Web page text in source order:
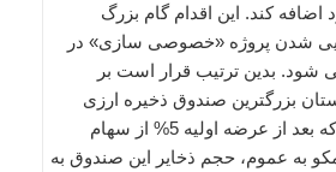
کند. این اقدام گام بزرگ
شدن پروژه «خصوصی سازی» در
بدین ترتیب قرار است بر
بزرگترین صندوق ذخیره ارزی
جهان را داشته باشد که بعد از عرضه اولیه 5% از سهام
به عموم، حجم ذخایر این صندوق به